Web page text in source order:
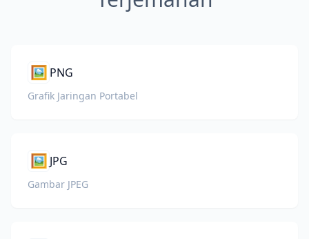
🖼️ PNG
Grafik Jaringan Portabel
🖼️ JPG
Gambar JPEG